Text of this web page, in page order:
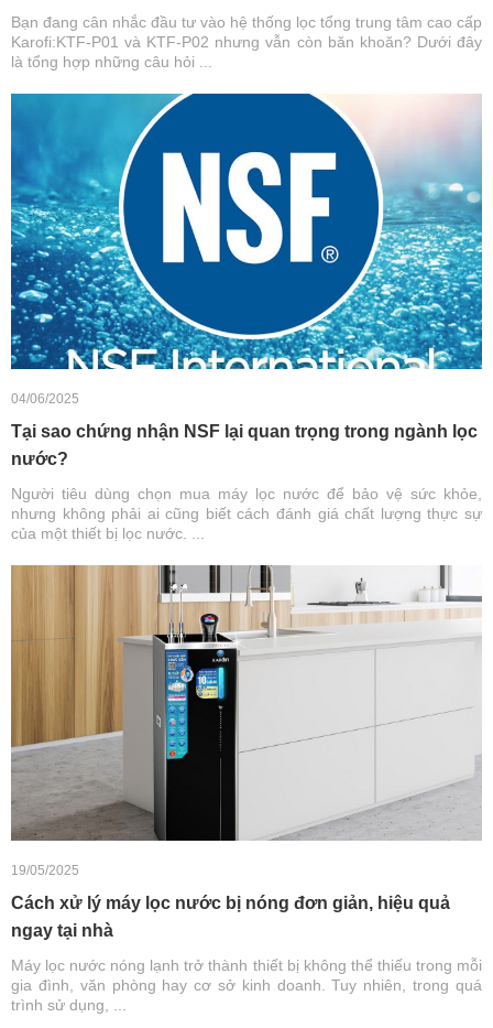
Bạn đang cân nhắc đầu tư vào hệ thống lọc tổng trung tâm cao cấp
Karofi:KTF-P01 và KTF-P02 nhưng vẫn còn băn khoăn? Dưới đây
là tổng hợp những câu hỏi ...
04/06/2025
Tại sao chứng nhận NSF lại quan trọng trong ngành lọc
nước?
Người tiêu dùng chọn mua máy lọc nước để bảo vệ sức khỏe,
nhưng không phải ai cũng biết cách đánh giá chất lượng thực sự
của một thiết bị lọc nước. ...
19/05/2025
Cách xử lý máy lọc nước bị nóng đơn giản, hiệu quả
ngay tại nhà
Máy lọc nước nóng lạnh trở thành thiết bị không thể thiếu trong mỗi
gia đình, văn phòng hay cơ sở kinh doanh. Tuy nhiên, trong quá
trình sử dụng, ...